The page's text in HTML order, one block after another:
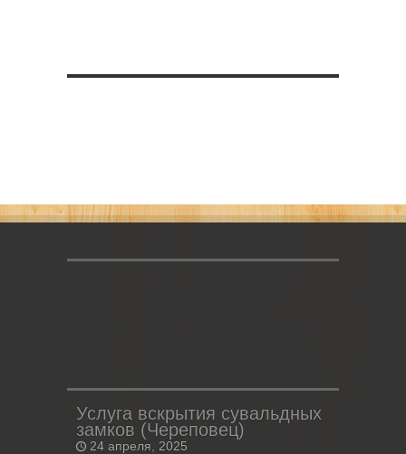
Услуга вскрытия сувальдных
замков (Череповец)
24 апреля, 2025